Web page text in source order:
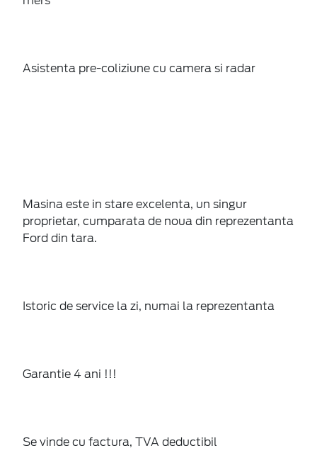
Asistenta pre-coliziune cu camera si radar
Masina este in stare excelenta, un singur
proprietar, cumparata de noua din reprezentanta
Ford din tara.
Istoric de service la zi, numai la reprezentanta
Garantie 4 ani !!!
Se vinde cu factura, TVA deductibil